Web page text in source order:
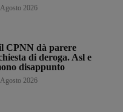
2026
CPNN dà parere
di deroga. Asl e
disappunto
2026